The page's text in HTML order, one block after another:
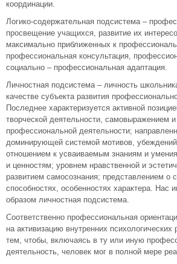
координации.
Логико-содержательная подсистема –
просвещение учащихся, развитие их
максимально приближенных к
профессиональная консультация,
социально – профессиональная адаптация.
Личностная подсистема – личность
качестве субъекта развития
Последнее характеризуется активной
творческой деятельности, самовыражением
профессиональной деятельности;
доминирующей системой мотивов,
отношением к усваиваемым знаниям и
и ценностям; уровнем нравственной и
развитием самосознания; представлением о
способностях, особенностях характера. Нас
образом личностная подсистема.
Соответственно профессиональная
на активизацию внутренних психологических
тем, чтобы, включаясь в ту или иную
деятельность, человек мог в полной мере